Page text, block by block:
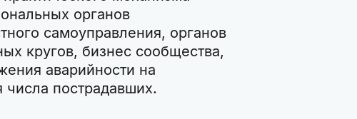
органов
самоуправления, органов
кругов, бизнес сообщества,
аварийности на
пострадавших.